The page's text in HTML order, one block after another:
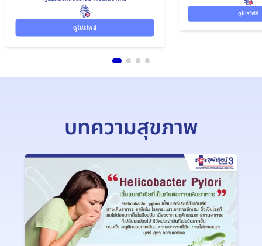
ดูโปรไฟล์
ดูโปรไฟล์
บทความสุขภาพ